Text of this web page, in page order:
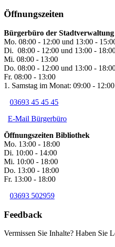
Öffnungszeiten
Bürgerbüro der Stadtverwaltung
Mo. 08:00 - 12:00 und 13:00 -
Di. 08:00 - 12:00 und 13:00 -
Mi. 08:00 - 13:00
Do. 08:00 - 12:00 und 13:00 -
Fr. 08:00 - 13:00
1. Samstag im Monat: 09:00 - 12:00
03693 45 45 45
E-Mail Bürgerbüro
Öffnungszeiten Bibliothek
Mo. 13:00 - 18:00
Di. 10:00 - 14:00
Mi. 10:00 - 18:00
Do. 13:00 - 18:00
Fr. 13:00 - 18:00
03693 502959
Feedback
Vermissen Sie Inhalte? Haben Sie